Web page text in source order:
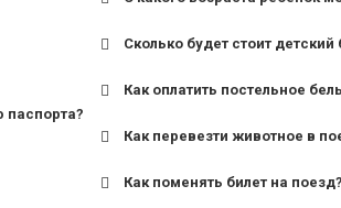
паспорта?
для поездов дальнего
Сколько будет стоит детский
Как оплатить постельное
Как перевезти животное в
Как поменять билет на поезд?